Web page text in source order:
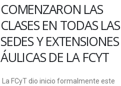
COMENZARON LAS
CLASES EN TODAS LAS
SEDES Y EXTENSIONES
ÁULICAS DE LA FCYT
La FCyT dio inicio formalmente este